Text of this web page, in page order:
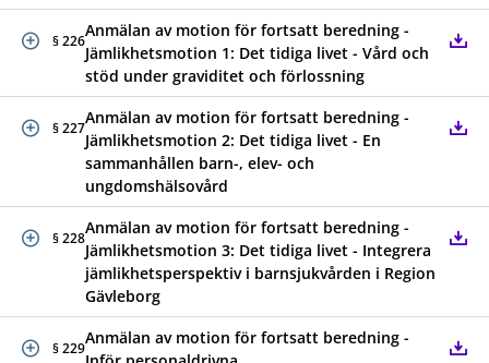
§ 226
Anmälan av motion för fortsatt beredning -
Jämlikhetsmotion 1: Det tidiga livet - Vård och
stöd under graviditet och förlossning
§ 227
Anmälan av motion för fortsatt beredning -
Jämlikhetsmotion 2: Det tidiga livet - En
sammanhållen barn-, elev- och
ungdomshälsovård
§ 228
Anmälan av motion för fortsatt beredning -
Jämlikhetsmotion 3: Det tidiga livet - Integrera
jämlikhetsperspektiv i barnsjukvården i Region
Gävleborg
§ 229
Anmälan av motion för fortsatt beredning -